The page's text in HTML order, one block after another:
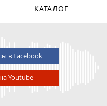
КАТАЛОГ
в Facebook
Youtube